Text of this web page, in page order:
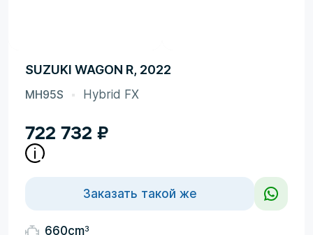
SUZUKI WAGON R, 2022
MH95S Hybrid FX
722 732 ₽
Заказать такой же
660cm3